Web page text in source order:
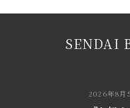
SENDAI
2026年8月